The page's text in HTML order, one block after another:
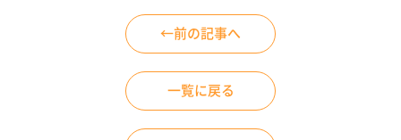
←前の記事へ
一覧に戻る